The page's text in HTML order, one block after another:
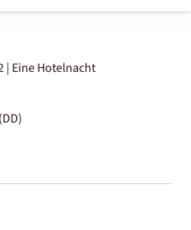
| Eine Hotelnacht